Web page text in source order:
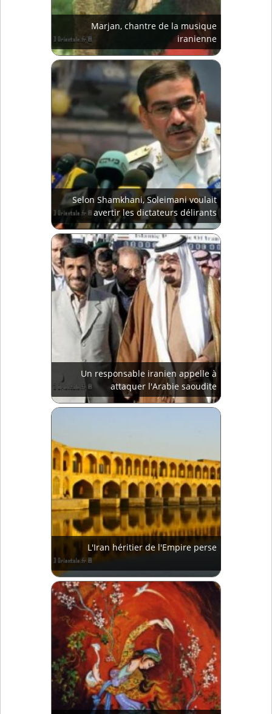
Marjan, chantre de la musique
iranienne
Selon Shamkhani, Soleimani voulait
avertir les dictateurs délirants
Un responsable iranien appelle à
attaquer l'Arabie saoudite
L'Iran héritier de l'Empire perse